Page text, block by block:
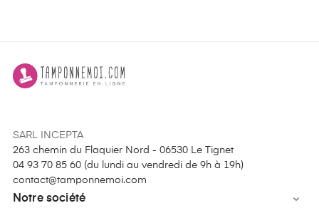
SARL INCEPTA
263 chemin du Flaquier Nord - 06530 Le Tignet
04 93 70 85 60 (du lundi au vendredi de 9h à 19h)
contact@tamponnemoi.com
Notre société 